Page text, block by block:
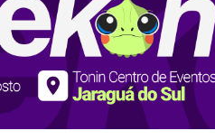
Santa Catarina e reforça foco
JaraguáVEJA MAIS
anosVEJA MAIS